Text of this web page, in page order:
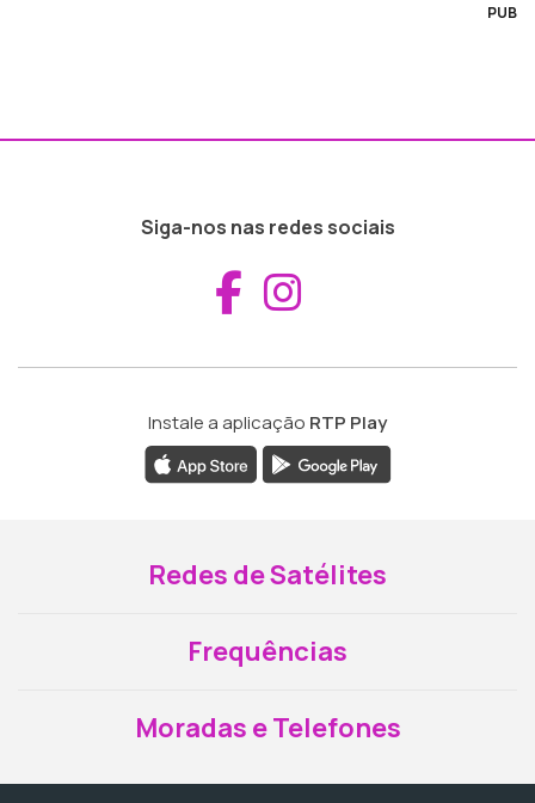
PUB
Siga-nos nas redes sociais
Aceder ao
Instale a aplicação RTP Play
Redes de Satélites
Frequências
Moradas e Telefones